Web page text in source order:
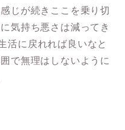
じが続きここを乗り切
気持ち悪さは減ってき
活に戻れれば良いなと
で無理はしないように